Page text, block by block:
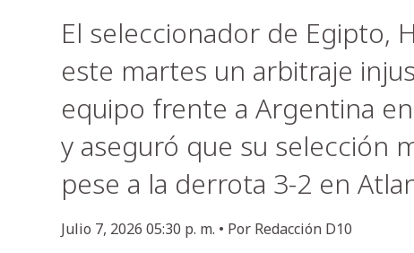
El seleccionador de Egipto,
este martes un arbitraje
equipo frente a Argentina
y aseguró que su selección
pese a la derrota 3-2 en
Julio 7, 2026 05:30 p. m. • Por Redacción D10